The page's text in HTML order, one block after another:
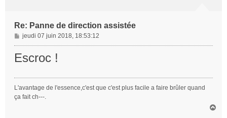
Re: Panne de direction assistée
M
e
s
s
e
jeudi 07 juin 2018, 18:53:12
Escroc !
L'avantage de l'essence,c'est que c'est plus facile a faire brûler quand
ça fait ch---.